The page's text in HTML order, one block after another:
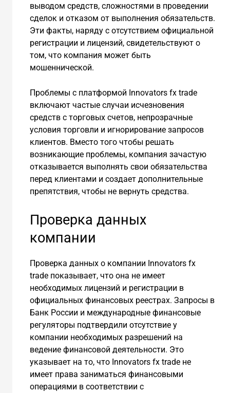
выводом средств, сложностями в проведении
сделок и отказом от выполнения обязательств.
Эти факты, наряду с отсутствием официальной
регистрации и лицензий, свидетельствуют о
том, что компания может быть
мошеннической.
Проблемы с платформой Innovators fx trade
включают частые случаи исчезновения
средств с торговых счетов, непрозрачные
условия торговли и игнорирование запросов
клиентов. Вместо того чтобы решать
возникающие проблемы, компания зачастую
отказывается выполнять свои обязательства
перед клиентами и создает дополнительные
препятствия, чтобы не вернуть средства.
Проверка данных
компании
Проверка данных о компании Innovators fx
trade показывает, что она не имеет
необходимых лицензий и регистрации в
официальных финансовых реестрах. Запросы в
Банк России и международные финансовые
регуляторы подтвердили отсутствие у
компании необходимых разрешений на
ведение финансовой деятельности. Это
указывает на то, что Innovators fx trade не
имеет права заниматься финансовыми
операциями в соответствии с